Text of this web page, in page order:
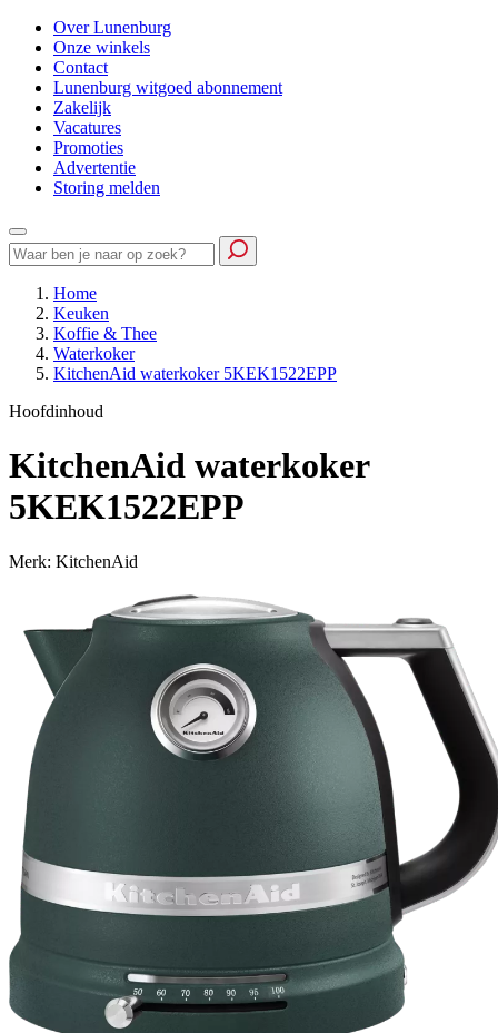
Over Lunenburg
Onze winkels
Contact
Lunenburg witgoed abonnement
Zakelijk
Vacatures
Promoties
Advertentie
Storing melden
Home
Keuken
Koffie & Thee
Waterkoker
KitchenAid waterkoker 5KEK1522EPP
Hoofdinhoud
KitchenAid waterkoker
5KEK1522EPP
Merk: KitchenAid